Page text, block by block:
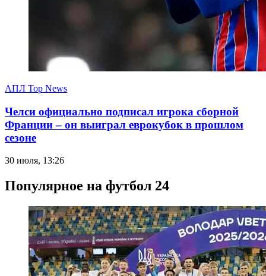
АПЛ Top News
Челси официально подписал игрока сборной
Франции – он выиграл еврокубок в прошлом
сезоне
30 июля, 13:26
Популярное на футбол 24